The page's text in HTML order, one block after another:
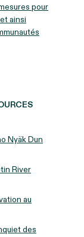
pour
ainsi
Nyäk Dun
River
au
des